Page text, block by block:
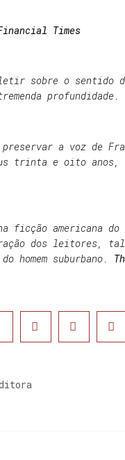
Times
sobre o sentido
profundidade.
preservar a voz de
trinta e oito anos,
americana do
dos leitores,
homem suburbano.